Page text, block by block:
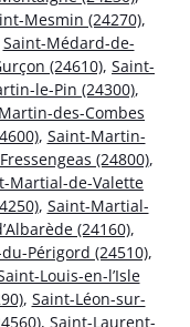
Mesmin (24270),
Saint-Médard-de-
(24610), Saint-
le-Pin (24300),
des-Combes
, Saint-Martin-
(24800),
Martial-de-Valette
, Saint-Martial-
(24160),
Périgord (24510),
Louis-en-l’Isle
, Saint-Léon-sur-
, Saint-Laurent-